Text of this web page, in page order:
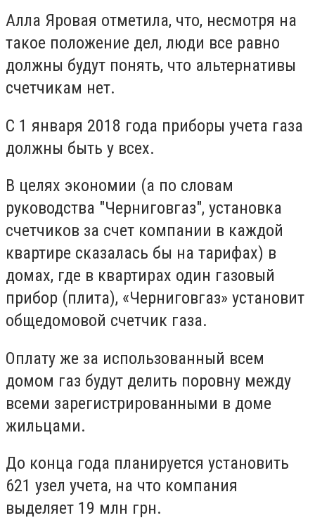
Алла Яровая отметила, что, несмотря на
такое положение дел, люди все равно
должны будут понять, что альтернативы
счетчикам нет.
С 1 января 2018 года приборы учета газа
должны быть у всех.
В целях экономии (а по словам
руководства "Черниговгаз", установка
счетчиков за счет компании в каждой
квартире сказалась бы на тарифах) в
домах, где в квартирах один газовый
прибор (плита), «Черниговгаз» установит
общедомовой счетчик газа.
Оплату же за использованный всем
домом газ будут делить поровну между
всеми зарегистрированными в доме
жильцами.
До конца года планируется установить
621 узел учета, на что компания
выделяет 19 млн грн.